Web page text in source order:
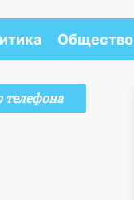
Общество
телефона